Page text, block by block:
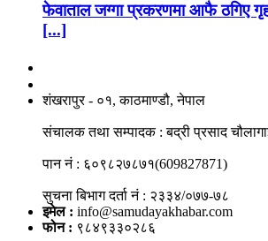
फेवाताल जग्गा प्रकरणमा आफै ठगिए
[...]
शंखरापुर - ०१, काठमाण्डौ, नेपाल
संचालक तथा सम्पादक : बद्री प्रसाद
पान नं : ६०९८२७८७१(609827871)
सुचना बिभाग दर्ता नं : २३३४/०७७-७८
इमेल : info@samudayakhabar.com
फोन : ९८४९३३०२८६